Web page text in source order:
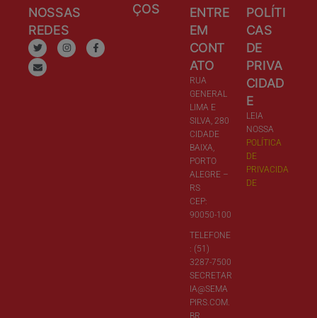
NOSSAS
REDES
ÇOS
ENTRE
EM
CONT
ATO
RUA
GENERAL
LIMA E
SILVA, 280
CIDADE
BAIXA,
PORTO
ALEGRE –
RS
CEP:
90050-100
TELEFONE
: (51)
3287-7500
SECRETAR
IA@SEMA
PIRS.COM.
BR
POLÍTI
CAS
DE
PRIVA
CIDAD
E
LEIA
NOSSA
POLÍTICA
DE
PRIVACIDA
DE